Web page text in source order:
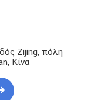
Zijing, πόλη
Κίνα